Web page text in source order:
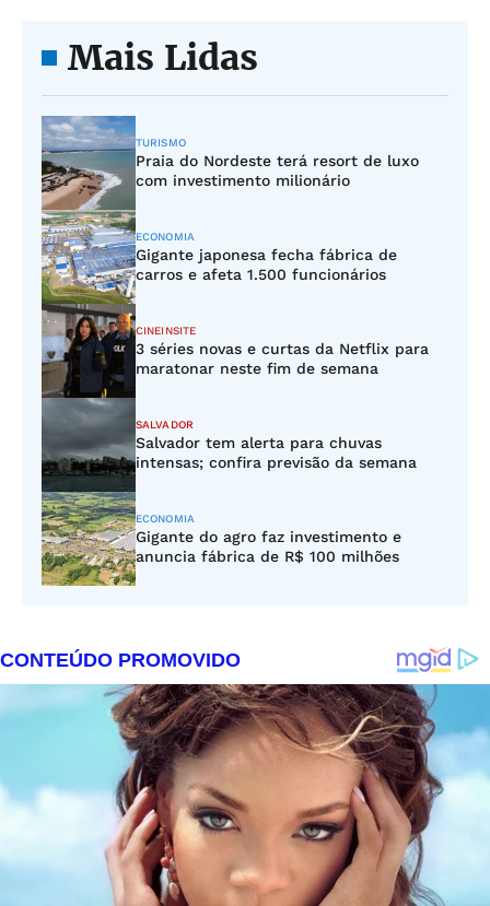
Mais Lidas
TURISMO
Praia do Nordeste terá resort de luxo
com investimento milionário
ECONOMIA
Gigante japonesa fecha fábrica de
carros e afeta 1.500 funcionários
CINEINSITE
3 séries novas e curtas da Netflix para
maratonar neste fim de semana
SALVADOR
Salvador tem alerta para chuvas
intensas; confira previsão da semana
ECONOMIA
Gigante do agro faz investimento e
anuncia fábrica de R$ 100 milhões